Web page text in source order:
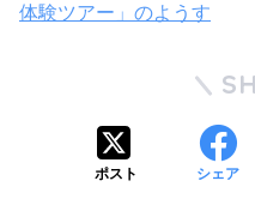
体験ツアー」のようす
ポスト シェア